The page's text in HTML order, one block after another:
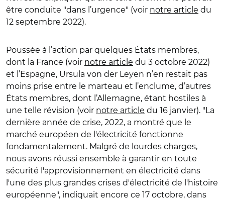
être conduite "dans l’urgence" (voir notre article du
12 septembre 2022).
Poussée à l’action par quelques États membres,
dont la France (voir notre article du 3 octobre 2022)
et l’Espagne, Ursula von der Leyen n’en restait pas
moins prise entre le marteau et l’enclume, d’autres
États membres, dont l’Allemagne, étant hostiles à
une telle révision (voir notre article du 16 janvier). "La
dernière année de crise, 2022, a montré que le
marché européen de l'électricité fonctionne
fondamentalement. Malgré de lourdes charges,
nous avons réussi ensemble à garantir en toute
sécurité l'approvisionnement en électricité dans
l'une des plus grandes crises d'électricité de l'histoire
européenne", indiquait encore ce 17 octobre, dans